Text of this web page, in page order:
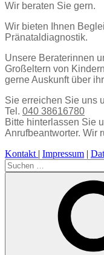
Wir beraten Sie gern.
Wir bieten Ihnen
Pränataldiagnostik.
Unsere Beraterinnen
Großeltern von
gerne Auskunft über
Sie erreichen Sie uns
Tel. 040 38616780
Bitte hinterlassen Sie
Anrufbeantworter. Wir
Kontakt | Impressum |
Suchen
nach: